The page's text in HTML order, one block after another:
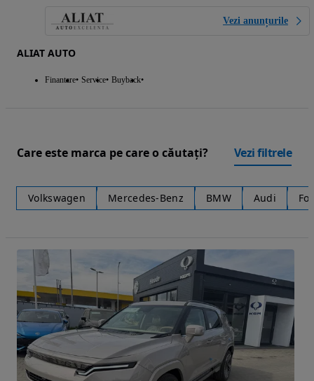
Vezi anunțurile
ALIAT AUTO
Finantare Service Buyback
Care este marca pe care o căutați? Vezi filtrele
Volkswagen Mercedes-Benz BMW Audi